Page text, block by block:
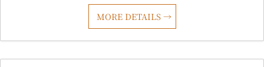
MORE DETAILS